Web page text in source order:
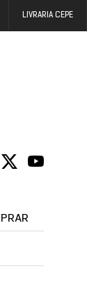
LIVRARIA CEPE